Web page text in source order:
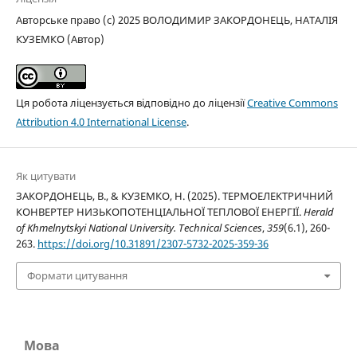
Авторське право (c) 2025 ВОЛОДИМИР ЗАКОРДОНЕЦЬ, НАТАЛІЯ
КУЗЕМКО (Автор)
Ця робота ліцензується відповідно до ліцензіїCreative Commons
Attribution 4.0 International License.
Як цитувати
ЗАКОРДОНЕЦЬ, В., & КУЗЕМКО, Н. (2025). ТЕРМОЕЛЕКТРИЧНИЙ
КОНВЕРТЕР НИЗЬКОПОТЕНЦІАЛЬНОЇ ТЕПЛОВОЇ ЕНЕРГІЇ.Herald
of Khmelnytskyi National University. Technical Sciences,359(6.1), 260-
263. https://doi.org/10.31891/2307-5732-2025-359-36
Формати цитування
Мова